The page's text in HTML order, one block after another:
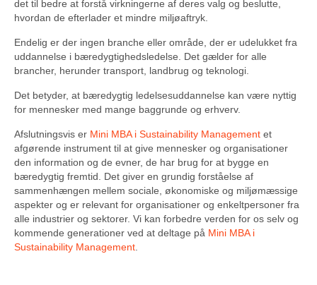
det til bedre at forstå virkningerne af deres valg og beslutte,
hvordan de efterlader et mindre miljøaftryk.
Endelig er der ingen branche eller område, der er udelukket fra
uddannelse i bæredygtighedsledelse. Det gælder for alle
brancher, herunder transport, landbrug og teknologi.
Det betyder, at bæredygtig ledelsesuddannelse kan være nyttig
for mennesker med mange baggrunde og erhverv.
Afslutningsvis er Mini MBA i Sustainability Management et
afgørende instrument til at give mennesker og organisationer
den information og de evner, de har brug for at bygge en
bæredygtig fremtid. Det giver en grundig forståelse af
sammenhængen mellem sociale, økonomiske og miljømæssige
aspekter og er relevant for organisationer og enkeltpersoner fra
alle industrier og sektorer. Vi kan forbedre verden for os selv og
kommende generationer ved at deltage på Mini MBA i
Sustainability Management